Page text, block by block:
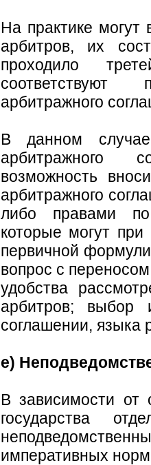
На практике могут
арбитров, их
проходило
соответствуют
арбитражного
В данном
арбитражного
возможность
арбитражного
либо правами по
которые могут при
первичной
вопрос с
удобства
арбитров; выбор
соглашении, языка
e)
В зависимости от
государства
императивных